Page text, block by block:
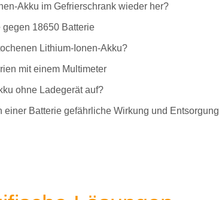
Akku im Gefrierschrank wieder her?
18650 Batterie
Lithium-Ionen-Akku?
mit einem Multimeter
ohne Ladegerät auf?
einer Batterie gefährliche Wirkung und Entsorgung